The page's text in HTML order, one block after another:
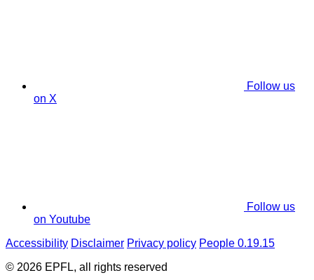
Follow us
on X
Follow us
on Youtube
Accessibility Disclaimer Privacy policy People 0.19.15
© 2026 EPFL, all rights reserved